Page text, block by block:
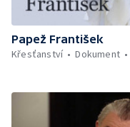
Papež František
Křesťanství
Dokument